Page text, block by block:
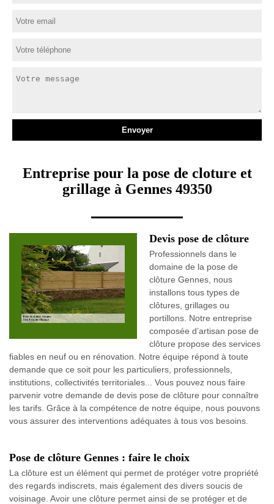
Entreprise pour la pose de cloture et
grillage à Gennes 49350
Devis pose de clôture
Professionnels dans le
domaine de la pose de
clôture Gennes, nous
installons tous types de
clôtures, grillages ou
portillons. Notre entreprise
composée d’artisan pose de
clôture propose des services
fiables en neuf ou en rénovation. Notre équipe répond à toute
demande que ce soit pour les particuliers, professionnels,
institutions, collectivités territoriales... Vous pouvez nous faire
parvenir votre demande de devis pose de clôture pour connaître
les tarifs. Grâce à la compétence de notre équipe, nous pouvons
vous assurer des interventions adéquates à tous vos besoins.
Pose de clôture Gennes : faire le choix
La clôture est un élément qui permet de protéger votre propriété
des regards indiscrets, mais également des divers soucis de
voisinage. Avoir une clôture permet ainsi de se protéger et de